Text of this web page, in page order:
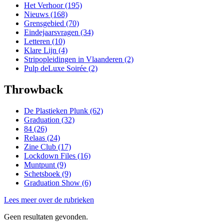
Het Verhoor (195)
Nieuws (168)
Grensgebied (70)
Eindejaarsvragen (34)
Letteren (10)
Klare Lijn (4)
Stripopleidingen in Vlaanderen (2)
Pulp deLuxe Soirée (2)
Throwback
De Plastieken Plunk (62)
Graduation (32)
84 (26)
Relaas (24)
Zine Club (17)
Lockdown Files (16)
Muntpunt (9)
Schetsboek (9)
Graduation Show (6)
Lees meer over de rubrieken
Geen resultaten gevonden.